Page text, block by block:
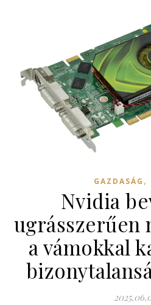
GAZDASÁG ,
Nvidia
ugrásszerűen
a vámokkal